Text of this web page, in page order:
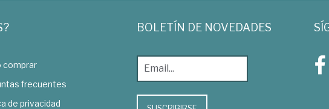
comprar
frecuentes
de privacidad
BOLETÍN DE NOVEDADES